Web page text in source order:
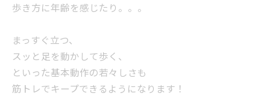
歩き方に年齢を感じたり。。。
まっすぐ立つ、
スッと足を動かして歩く、
といった基本動作の若々しさも
筋トレでキープできるようになります！